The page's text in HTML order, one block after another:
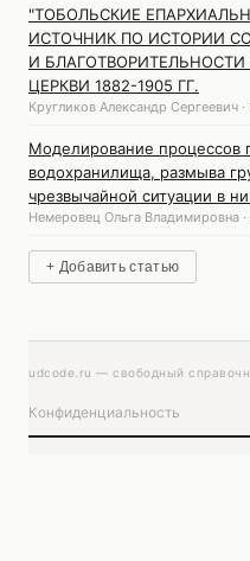
"ТОБОЛЬСКИЕ
ИСТОЧНИК ПО ИСТОРИИ
И
ЦЕРКВИ 1882-1905 ГГ.
Кругликов Александр Сергеевич
Моделирование процессов
водохранилища, размыва
чрезвычайной ситуации в
Немеровец Ольга Владимировна
+ Добавить статью
udcode.ru — свободный
Конфиденциальность